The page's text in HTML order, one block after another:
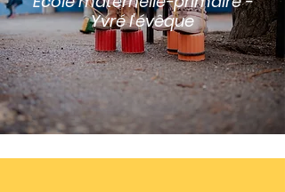
Yvré l'évêque